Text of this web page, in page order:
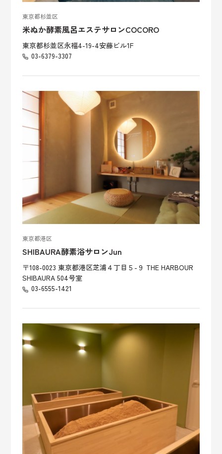
東京都杉並区
米ぬか酵素風呂エステサロンCOCORO
東京都杉並区永福4-19-4安藤ビル1F
03-6379-3307
東京都港区
SHIBAURA酵素浴サロンJun
〒108-0023 東京都港区芝浦４丁目５-９ THE HARBOUR
SHIBAURA 504号室
03-6555-1421